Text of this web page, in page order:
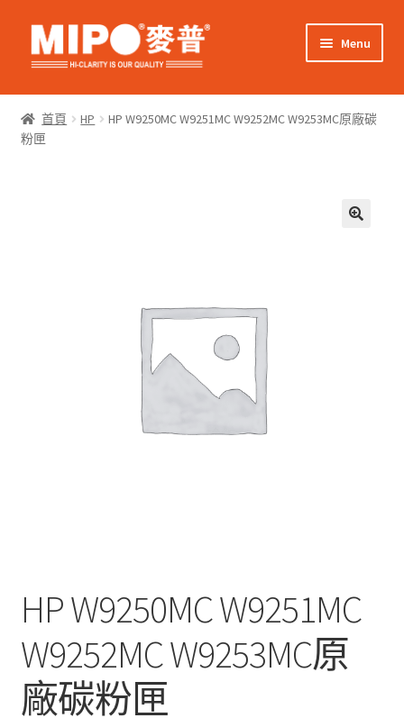
Skip
to
Skip
to
Menu
網上購物
child
關於我們
child
首頁 HP
HP W9250MC W9251MC W9252MC W9253MC原廠碳
粉匣
HP W9250MC W9251MC
W9252MC W9253MC原
廠碳粉匣